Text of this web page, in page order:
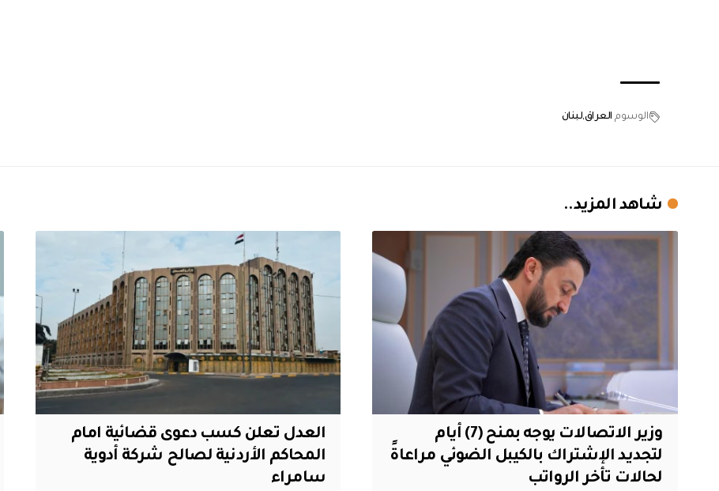
الوسوم العراق لبنان
شاهد المزيد..
وزير الاتصالات يوجه بمنح (7) أيام
لتجديد الإشتراك بالكيبل الضوئي مراعاةً
لحالات تأخر الرواتب
العدل تعلن كسب دعوى قضائية امام
المحاكم الأردنية لصالح شركة أدوية
سامراء